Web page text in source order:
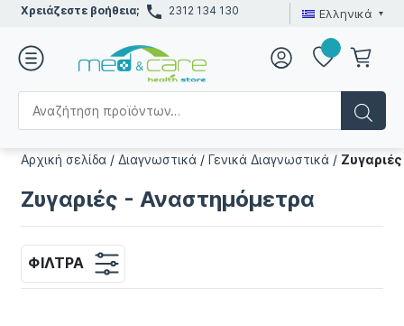
Χρειάζεστε βοήθεια; 2312 134 130 Ελληνικά
Αρχική σελίδα /Διαγνωστικά /Γενικά Διαγνωστικά /
Ζυγαριές - Αναστημόμετρα
ΦΊΛΤΡΑ